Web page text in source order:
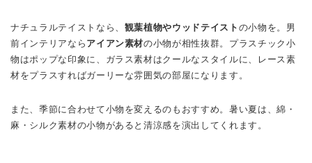
ナチュラルテイストなら、 観葉植物やウッドテイスト の小物を。男
前インテリアなら アイアン素材の小物が相性抜群。プラスチック小
物はポップな印象に、ガラス素材はクールなスタイルに、レース素
材をプラスすればガーリーな雰囲気の部屋になります。
また、季節に合わせて小物を変えるのもおすすめ。暑い夏は、綿・
麻・シルク素材の小物があると清涼感を演出してくれます。